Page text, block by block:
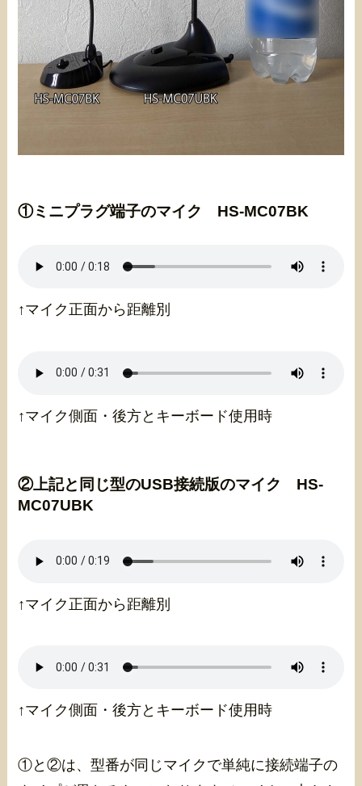
①ミニプラグ端子のマイク HS-MC07BK
↑マイク正面から距離別
↑マイク側面・後方とキーボード使用時
②上記と同じ型のUSB接続版のマイク HS-
MC07UBK
↑マイク正面から距離別
↑マイク側面・後方とキーボード使用時
①と②は、型番が同じマイクで単純に接続端子の